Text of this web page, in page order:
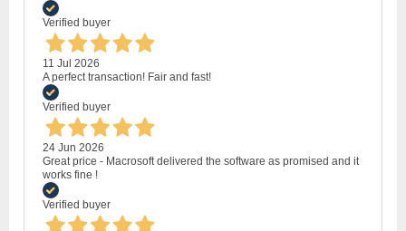
Verified buyer
11 Jul 2026
A perfect transaction! Fair and fast!
Verified buyer
24 Jun 2026
Great price - Macrosoft delivered the software as promised and it
works fine !
Verified buyer